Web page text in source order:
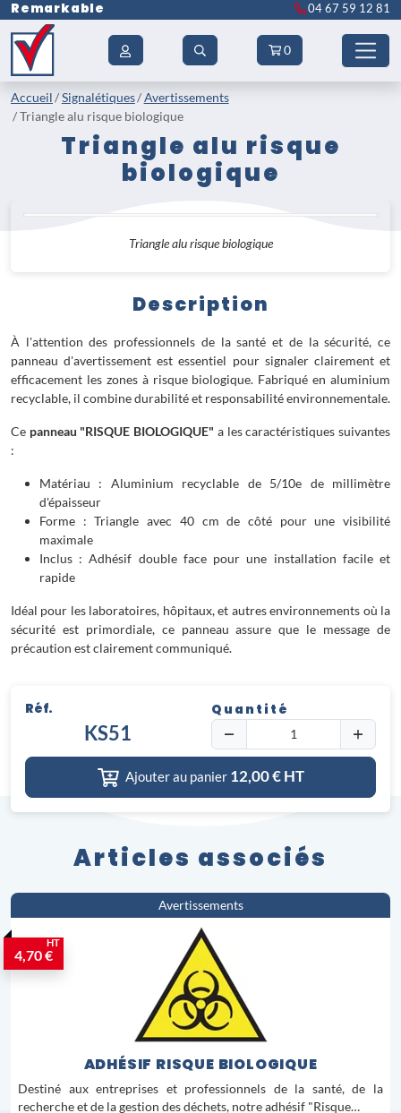
Remarkable 04 67 59 12 81
0
Accueil Signalétiques
Avertissements
Triangle alu risque biologique
Triangle alu risque
biologique
Triangle alu risque biologique
Description
À l'attention des professionnels de la santé et de la sécurité, ce
panneau d'avertissement est essentiel pour signaler clairement et
efficacement les zones à risque biologique. Fabriqué en aluminium
recyclable, il combine durabilité et responsabilité environnementale.
Ce panneau "RISQUE BIOLOGIQUE" a les caractéristiques suivantes
:
Matériau : Aluminium recyclable de 5/10e de millimètre
d'épaisseur
Forme : Triangle avec 40 cm de côté pour une visibilité
maximale
Inclus : Adhésif double face pour une installation facile et
rapide
Idéal pour les laboratoires, hôpitaux, et autres environnements où la
sécurité est primordiale, ce panneau assure que le message de
précaution est clairement communiqué.
Réf.
KS51
Quantité
Ajouter au panier 12,00€ HT
Articles associés
Avertissements
4,70 €
HT
ADHÉSIF RISQUE BIOLOGIQUE
Destiné aux entreprises et professionnels de la santé, de la
recherche et de la gestion des déchets, notre adhésif "Risque…